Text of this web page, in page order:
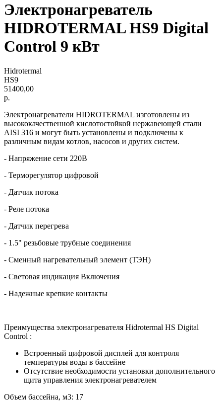
Электронагреватель
HIDROTERMAL HS9 Digital
Control 9 кВт
Hidrotermal
HS9
51400,00
р.
Электронагреватели HIDROTERMAL изготовлены из
высококачественной кислотостойкой нержавеющей стали
AISI 316 и могут быть установлены и подключены к
различным видам котлов, насосов и других систем.
- Напряжение сети 220В
- Терморегулятор цифровой
- Датчик потока
- Реле потока
- Датчик перегрева
- 1.5" резьбовые трубные соединения
- Сменный нагревательный элемент (ТЭН)
- Световая индикация Включения
- Надежные крепкие контакты
Преимущества электронагревателя Hidrotermal HS Digital
Control :
Встроенный цифровой дисплей для контроля
температуры воды в бассейне
Отсутствие необходимости установки дополнительного
щита управления электронагревателем
Объем бассейна, м3: 17